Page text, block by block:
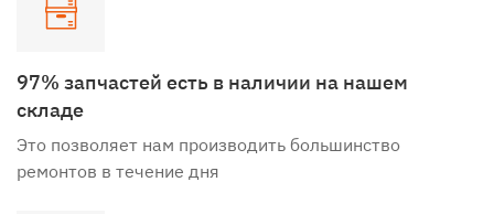
97% запчастей есть в наличии на нашем
складе
Это позволяет нам производить большинство
ремонтов в течение дня